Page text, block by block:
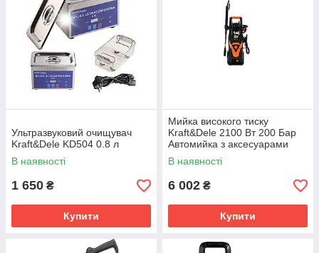
Ультразвуковий очищувач
Kraft&Dele KD504 0.8 л
В наявності
1 650 ₴
Купити
Мийка високого тиску
Kraft&Dele 2100 Вт 200 Бар
Автомийка з аксесуарами
В наявності
6 002 ₴
Купити